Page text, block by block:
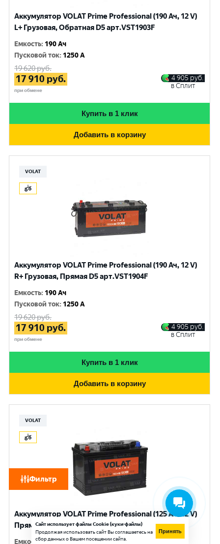
Фильтр
Аккумулятор VOLAT Prime Professional (190 Ач, 12 V)
L+ Грузовая, Обратная D5 арт.VST1903F
Емкость: 190 Ач
Пусковой ток: 1250 A
19 620руб.
17 910 руб.
при обмене
4 905 руб.
в Сплит
Купить в 1 клик
Добавить в корзину
VOLAT
Аккумулятор VOLAT Prime Professional (190 Ач, 12 V)
R+ Грузовая, Прямая D5 арт.VST1904F
Емкость: 190 Ач
Пусковой ток: 1250 A
19 620руб.
17 910 руб.
при обмене
4 905 руб.
в Сплит
Купить в 1 клик
Добавить в корзину
VOLAT
Аккумулятор VOLAT Prime Professional (125 Ач, 12 V)
Прямая, L+ D2 арт.VST1251
Емкость:125 Ач
Сайт использует файлы Cookie (куки-файлы)
Продолжая использовать сайт Вы соглашаетесь на
сбор данных о Вашем посещении сайта.
Принять